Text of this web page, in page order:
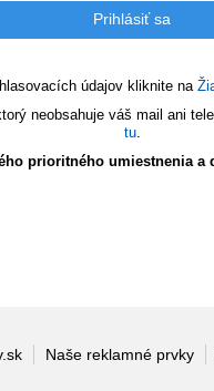
údajov kliknite na
neobsahuje váš mail ani
tu.
prioritného umiestnenia a
Naše reklamné prvky